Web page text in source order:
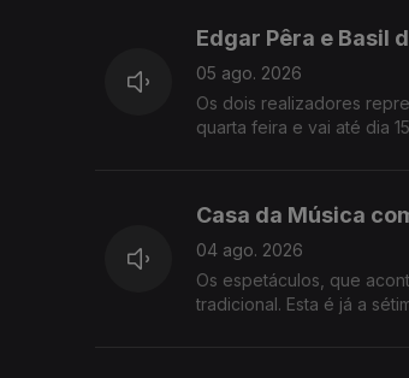
Edgar Pêra e Basil
05 ago. 2026
Os dois realizadores
quarta feira e vai até dia
Casa da Música
04 ago. 2026
Os espetáculos, que
tradicional. Esta é já a